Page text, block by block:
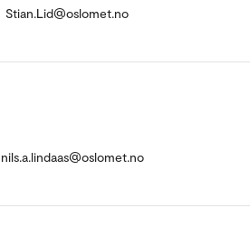
Stian.Lid@oslomet.no
nils.a.lindaas@oslomet.no